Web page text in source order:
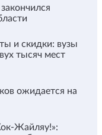
и скидки: вузы
тысяч мест
ожидается на
Жайляу!»: